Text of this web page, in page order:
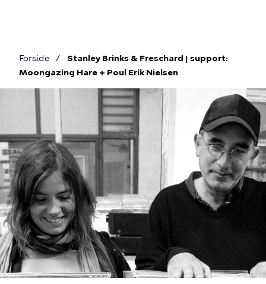
Brødkrumme
Forside
Stanley Brinks & Freschard | support:
Moongazing Hare + Poul Erik Nielsen